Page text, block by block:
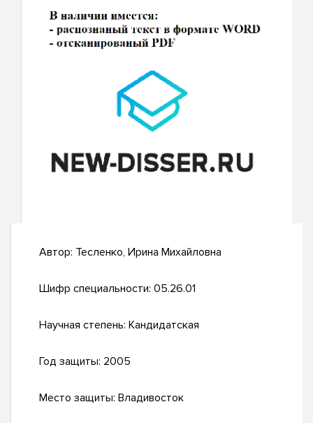
Автор: Тесленко, Ирина Михайловна
Шифр специальности: 05.26.01
Научная степень: Кандидатская
Год защиты: 2005
Место защиты: Владивосток